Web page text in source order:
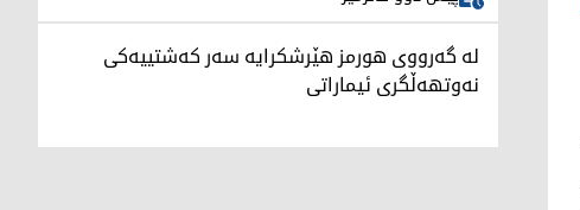
لە گەرووی هورمز هێرشکرایە سەر کەشتییەکی
نەوتهەڵگری ئیماراتی